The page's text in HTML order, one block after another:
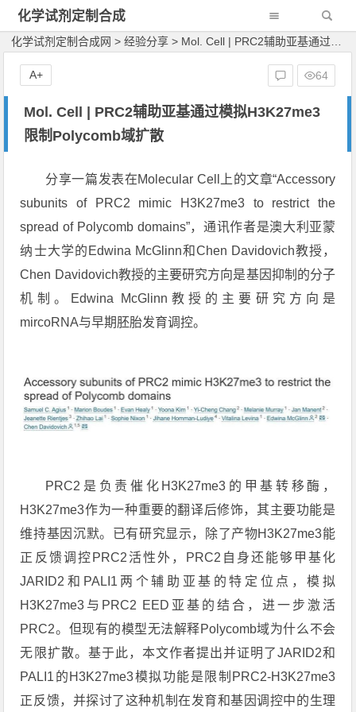
化学试剂定制合成
网
化学试剂定制合成网 > 经验分享 > Mol. Cell | PRC2辅助亚基通过模拟H3K27me3限制Polycomb域扩散
Mol. Cell | PRC2辅助亚基通过模拟H3K27me3
限制Polycomb域扩散
64
A+
分享一篇发表在Molecular Cell
上的文章“Accessory
subunits of PRC2 mimic H3K27me3 to restrict the
spread of Polycomb domains”，通讯作者是澳大利亚蒙
纳士大学的Edwina McGlinn和Chen Davidovich教授，
Chen Davidovich教授的主要研究方向是基因抑制的分子
机制。Edwina McGlinn教授的主要研究方向是
mircoRNA与早期胚胎发育调控。
PRC2是负责催化H3K27me3的甲基转移酶，
H3K27me3作为一种重要的翻译后修饰，其主要功能是
维持基因沉默。已有研究显示，除了产物H3K27me3能
正反馈调控PRC2活性外，PRC2自身还能够甲基化
JARID2 和PALI1两个辅助亚基的特定位点，模拟
H3K27me3与PRC2 EED亚基的结合，进一步激活
PRC2。但现有的模型无法解释Polycomb域为什么不会
无限扩散。基于此，本文作者提出并证明了JARID2和
PALI1的H3K27me3模拟功能是限制PRC2-H3K27me3
正反馈，并探讨了这种机制在发育和基因调控中的生理